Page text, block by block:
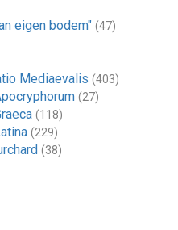
eigen bodem" (47)
Mediaevalis (403)
(27)
(118)
(229)
(38)